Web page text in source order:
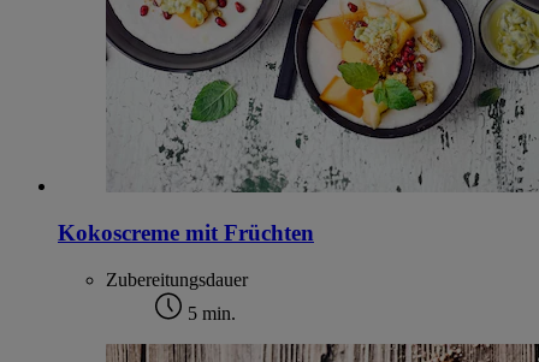
Kokoscreme mit Früchten
Zubereitungsdauer
5 min.